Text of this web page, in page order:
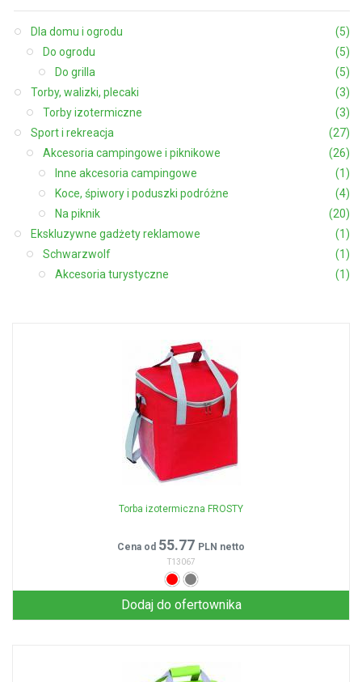
Dla domu i ogrodu
(5)
Do ogrodu
(5)
Do grilla
(5)
Torby, walizki, plecaki
(3)
Torby izotermiczne
(3)
Sport i rekreacja
(27)
Akcesoria campingowe i piknikowe
(26)
Inne akcesoria campingowe
(1)
Koce, śpiwory i poduszki podróżne
(4)
Na piknik
(20)
Ekskluzywne gadżety reklamowe
(1)
Schwarzwolf
(1)
Akcesoria turystyczne
(1)
Torba izotermiczna FROSTY
Cena od 55.77 PLN netto
T13067
Dodaj do ofertownika